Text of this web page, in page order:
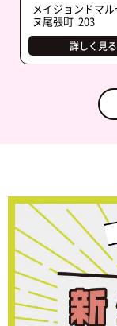
メイジョンドマ
ヌ尾張町 203
詳しく見る